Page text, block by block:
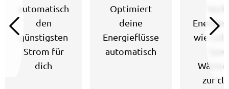
automatisch
den
günstigsten
Strom für
dich
Optimiert
deine
Energieflüsse
automatisch
wie
zur